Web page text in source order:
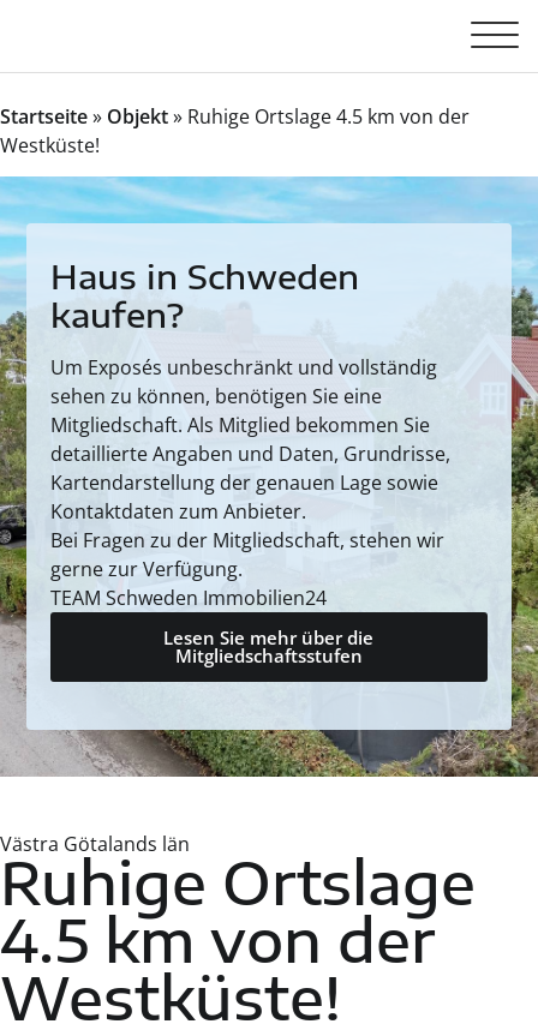
Startseite» Objekt» Ruhige Ortslage 4.5 km von der
Westküste!
Haus in Schweden
kaufen?
Um Exposés unbeschränkt und vollständig
sehen zu können, benötigen Sie eine
Mitgliedschaft. Als Mitglied bekommen Sie
detaillierte Angaben und Daten, Grundrisse,
Kartendarstellung der genauen Lage sowie
Kontaktdaten zum Anbieter.
Bei Fragen zu der Mitgliedschaft, stehen wir
gerne zur Verfügung.
TEAM Schweden Immobilien24
Lesen Sie mehr über die
Mitgliedschaftsstufen
Västra Götalands län
Ruhige Ortslage
4.5 km von der
Westküste!